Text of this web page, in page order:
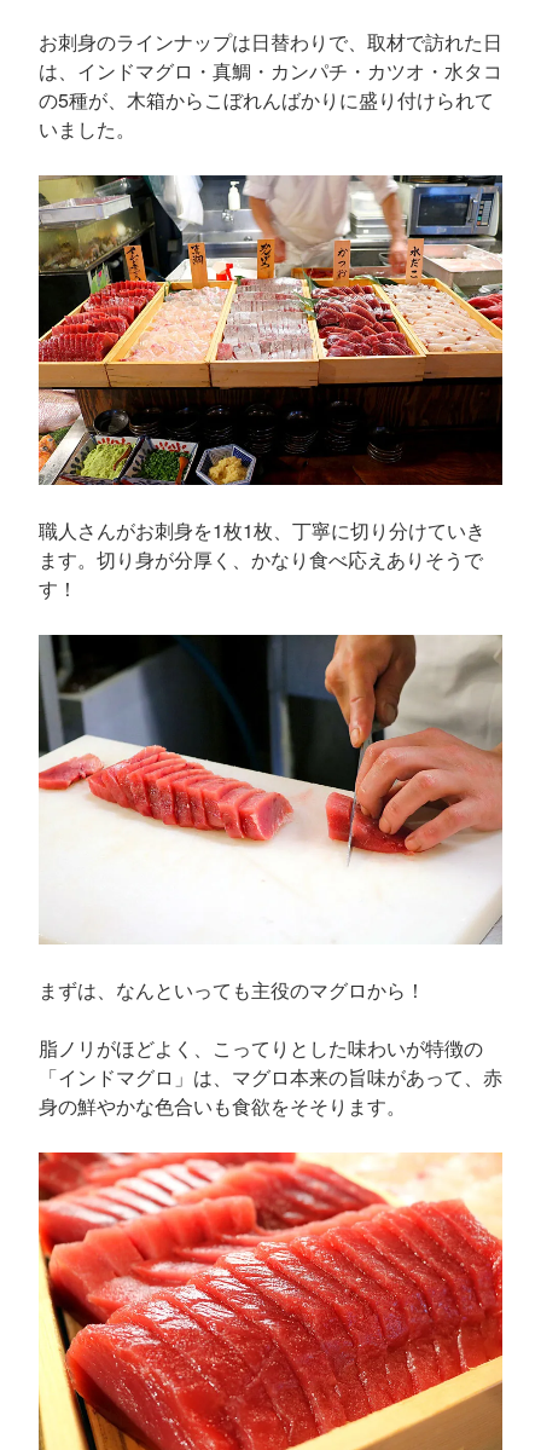
お刺身のラインナップは日替わりで、取材で訪れた日
は、インドマグロ・真鯛・カンパチ・カツオ・水タコ
の5種が、木箱からこぼれんばかりに盛り付けられて
いました。
職人さんがお刺身を1枚1枚、丁寧に切り分けていき
ます。切り身が分厚く、かなり食べ応えありそうで
す！
まずは、なんといっても主役のマグロから！
脂ノリがほどよく、こってりとした味わいが特徴の
「インドマグロ」は、マグロ本来の旨味があって、赤
身の鮮やかな色合いも食欲をそそります。